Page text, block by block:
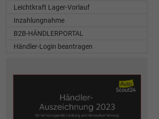
Leichtkraft Lager-Vorlauf
Inzahlungnahme
B2B-HÄNDLERPORTAL
Händler-Login beantragen